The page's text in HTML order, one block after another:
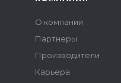
О компании
Партнеры
Производители
Карьера